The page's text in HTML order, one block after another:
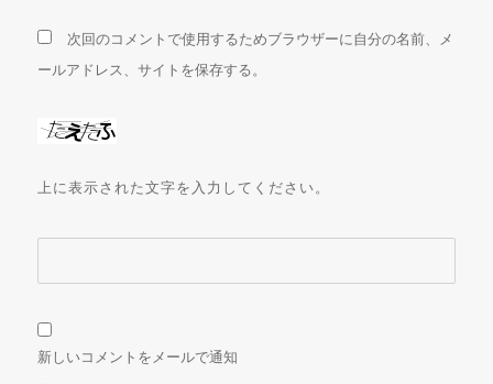
次回のコメントで使用するためブラウザーに自分の名前、メ
ールアドレス、サイトを保存する。
上に表示された文字を入力してください。
新しいコメントをメールで通知